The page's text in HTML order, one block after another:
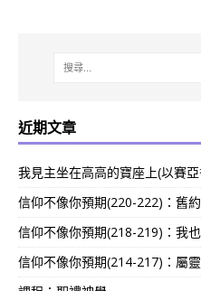
近期文章
我見主坐在高高的寶座上(以賽
信仰不像你預期(220-222)：舊
信仰不像你預期(218-219)：我
信仰不像你預期(214-217)：屬